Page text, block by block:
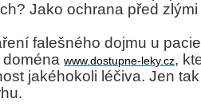
Jako ochrana před
falešného dojmu u
www.dostupne-leky.cz,
jakéhokoli léčiva. Jen